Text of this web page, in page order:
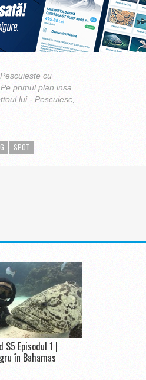
cu
primul plan insa
lui - Pescuiesc,
SPOT
S5 Episodul 1 |
în Bahamas